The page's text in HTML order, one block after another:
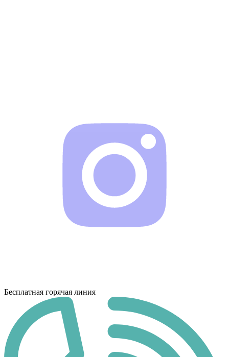
Бесплатная горячая линия